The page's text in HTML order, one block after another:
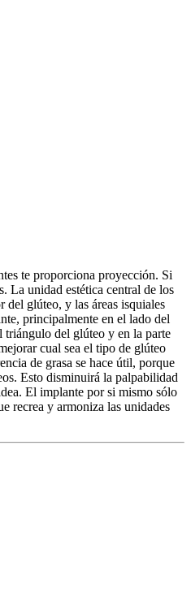
te proporciona proyección. Si
La unidad estética central de los
glúteo, y las áreas isquiales
principalmente en el lado del
triángulo del glúteo y en la parte
cual sea el tipo de glúteo
de grasa se hace útil, porque
Esto disminuirá la palpabilidad
El implante por si mismo sólo
recrea y armoniza las unidades